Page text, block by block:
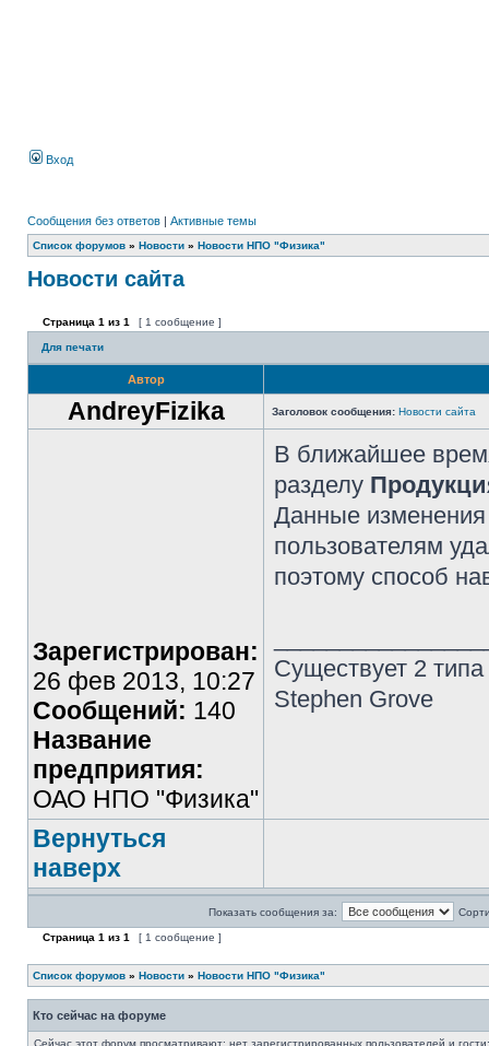
Вход
Сообщения без ответов | Активные темы
Список форумов » Новости » Новости НПО "Физика"
Новости сайта
Страница 1 из 1 [ 1 сообщение ]
Для печати
Автор
AndreyFizika Заголовок сообщения: Новости сайта
Зарегистрирован:
26 фев 2013, 10:27
Сообщений: 140
Название
предприятия:
ОАО НПО "Физика"
В ближайшее
разделу
Данные
пользователям
поэтому способ
Существует 2
Stephen Grove
Вернуться
наверх
Показать сообщения за:
Страница 1 из 1 [ 1 сообщение ]
Список форумов » Новости » Новости НПО "Физика"
Кто сейчас на форуме
Сейчас этот форум просматривают: нет зарегистрированных пользователей и